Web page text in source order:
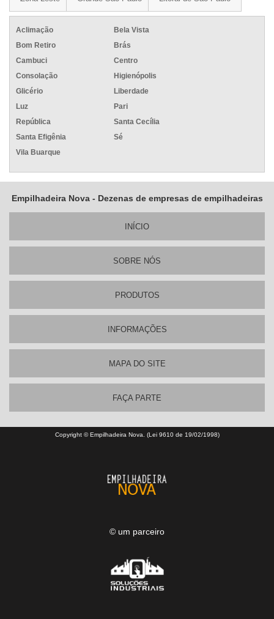
Aclimação
Bela Vista
Bom Retiro
Brás
Cambuci
Centro
Consolação
Higienópolis
Glicério
Liberdade
Luz
Pari
República
Santa Cecília
Santa Efigênia
Sé
Vila Buarque
Empilhadeira Nova - Dezenas de empresas de empilhadeiras
INÍ­CIO
SOBRE NÓS
PRODUTOS
INFORMAÇÕES
MAPA DO SITE
FAÇA PARTE
Copyright © Empilhadeira Nova. (Lei 9610 de 19/02/1998)
© um parceiro